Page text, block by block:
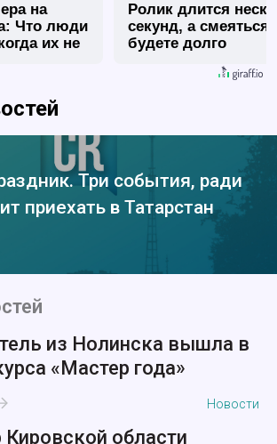
на
Что люди
их не
Ролик длится
секунд, а смеяться
будете долго
Три события, ради
приехать в Татарстан
из Нолинска вышла в
«Мастер года»
Новости
Кировской области